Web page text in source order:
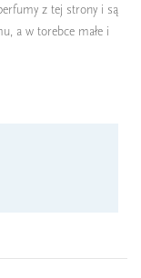
z tej strony i są
a w torebce małe i